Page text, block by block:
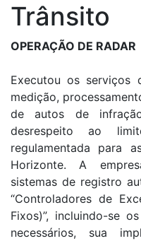
Trânsito
OPERAÇÃO DE RADAR
Executou os serviços
medição,
de autos de
desrespeito ao
regulamentada para
Horizonte. A
sistemas de registro
“Controladores de
Fixos)”, incluindo-se
necessários, sua